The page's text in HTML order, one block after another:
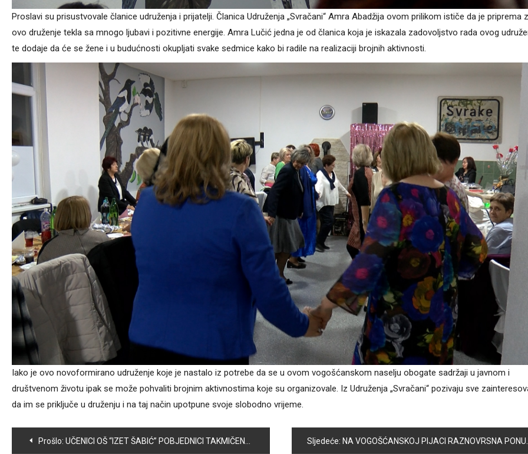
Proslavi su prisustvovale članice udruženja i prijatelji. Članica Udruženja „Svračani“ Amra Abadžija ovom prilikom ističe da je priprema
ovo druženje tekla sa mnogo ljubavi i pozitivne energije. Amra Lučić jedna je od članica koja je iskazala zadovoljstvo rada ovog
te dodaje da će se žene i u budućnosti okupljati svake sedmice kako bi radile na realizaciji brojnih aktivnosti.
Iako je ovo novoformirano udruženje koje je nastalo iz potrebe da se u ovom vogošćanskom naselju obogate sadržaji u javnom i
društvenom životu ipak se može pohvaliti brojnim aktivnostima koje su organizovale. Iz Udruženja „Svračani“ pozivaju sve
da im se priključe u druženju i na taj način upotpune svoje slobodno vrijeme.
Navigacija
Prošlo: UČENICI OŠ “IZET ŠABIĆ” POBJEDNICI TAKMIČENJA U ODBOJCI I U MUŠKOJ I ŽENSKOJ KONKURENCIJI Sljedeće: NA VOGOŠĆANSKOJ PIJACI RAZNOVRSNA PONUDA ZA NASTUPAJUĆI MJESEC RAMAZAN